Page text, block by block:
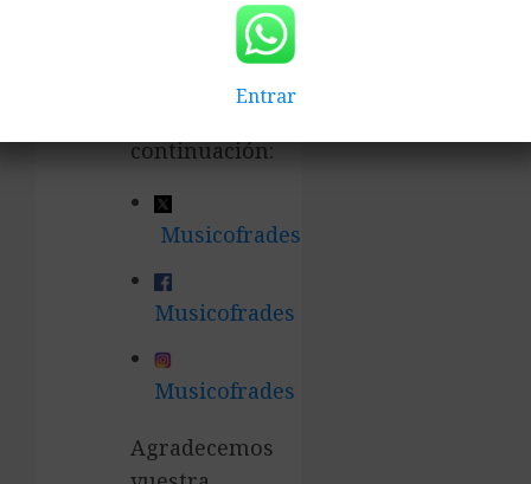
continuación:
Musicofrades
Musicofrades
Musicofrades
Agradecemos
Entrar